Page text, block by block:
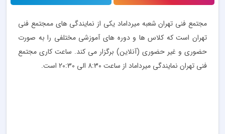
مجتمع فنی تهران شعبه میرداماد یکی از نمایندگی های ممجتمع فنی
تهران است که کلاس ها و دوره های آموزشی مختلفی را به صورت
حضوری و غیر حضوری (آنلاین) برگزار می کند. ساعت کاری مجتمع
فنی تهران نمایندگی میرداماد از ساعت 8:30 الی 20:30 است.